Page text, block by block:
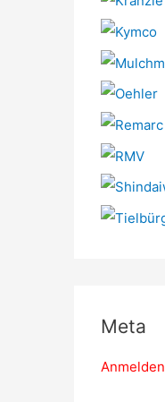
Meta
Anmelden